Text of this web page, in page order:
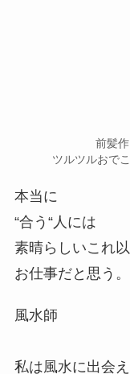
前髪
ツルツルおで
本当に
“合う“人には
素晴らしいこれ
お仕事だと思う。
風水師
私は風水に出会